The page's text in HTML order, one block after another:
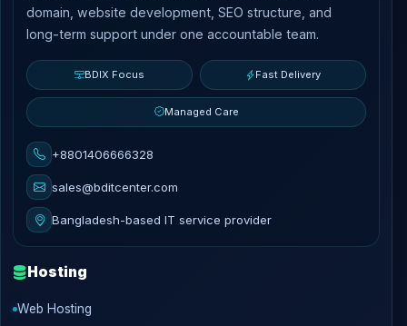
domain, website development, SEO structure, and
long-term support under one accountable team.
BDIX Focus Fast Delivery
Managed Care
+8801406666328
sales@bditcenter.com
Bangladesh-based IT service provider
Hosting
Web Hosting